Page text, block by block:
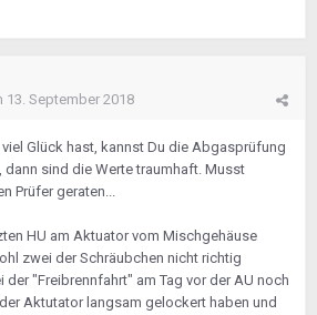
13. September 2018
viel Glück hast, kannst Du die Abgasprüfung
dann sind die Werte traumhaft. Musst
Prüfer geraten...
HU am Aktuator vom Mischgehäuse
zwei der Schräubchen nicht richtig
der "Freibrennfahrt" am Tag vor der AU noch
Aktutator langsam gelockert haben und